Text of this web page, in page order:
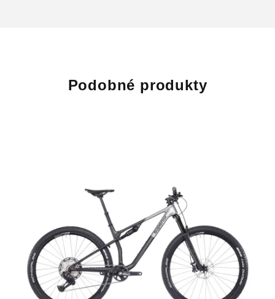
Podobné produkty